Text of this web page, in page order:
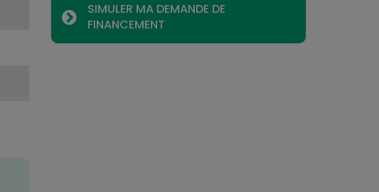
SIMULER MA DEMANDE DE
FINANCEMENT